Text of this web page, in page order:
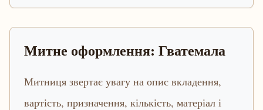
Митне оформлення: Гватемала
Митниця звертає увагу на опис вкладення,
вартість, призначення, кількість, матеріал і